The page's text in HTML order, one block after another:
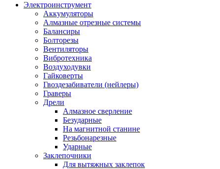
Электроинструмент
Аккумуляторы
Алмазные отрезные системы
Балансиры
Болторезы
Вентиляторы
Вибротехника
Воздуходувки
Гайковерты
Гвоздезабиватели (нейлеры)
Граверы
Дрели
Алмазное сверление
Безударные
На магнитной станине
Резьбонарезные
Ударные
Заклепочники
Для вытяжных заклепок